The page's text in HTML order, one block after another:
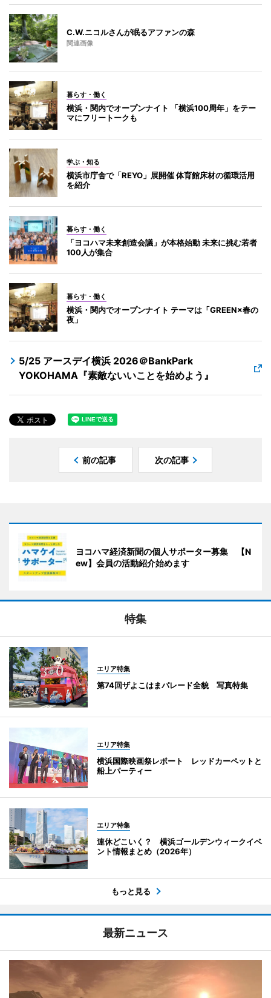
C.W.ニコルさんが眠るアファンの森
関連画像
暮らす・働く
横浜・関内でオープンナイト 「横浜100周年」をテー
マにフリートークも
学ぶ・知る
横浜市庁舎で「REYO」展開催 体育館床材の循環活用
を紹介
暮らす・働く
「ヨコハマ未来創造会議」が本格始動 未来に挑む若者
100人が集合
暮らす・働く
横浜・関内でオープンナイト テーマは「GREEN×春の
夜」
5/25 アースデイ横浜 2026＠BankPark
YOKOHAMA『素敵ないいことを始めよう』
前の記事 次の記事
ヨコハマ経済新聞の個人サポーター募集 【N
ew】会員の活動紹介始めます
特集
エリア特集
第74回ザよこはまパレード全貌 写真特集
エリア特集
横浜国際映画祭レポート レッドカーペットと
船上パーティー
エリア特集
連休どこいく？ 横浜ゴールデンウィークイベ
ント情報まとめ（2026年）
もっと見る
最新ニュース